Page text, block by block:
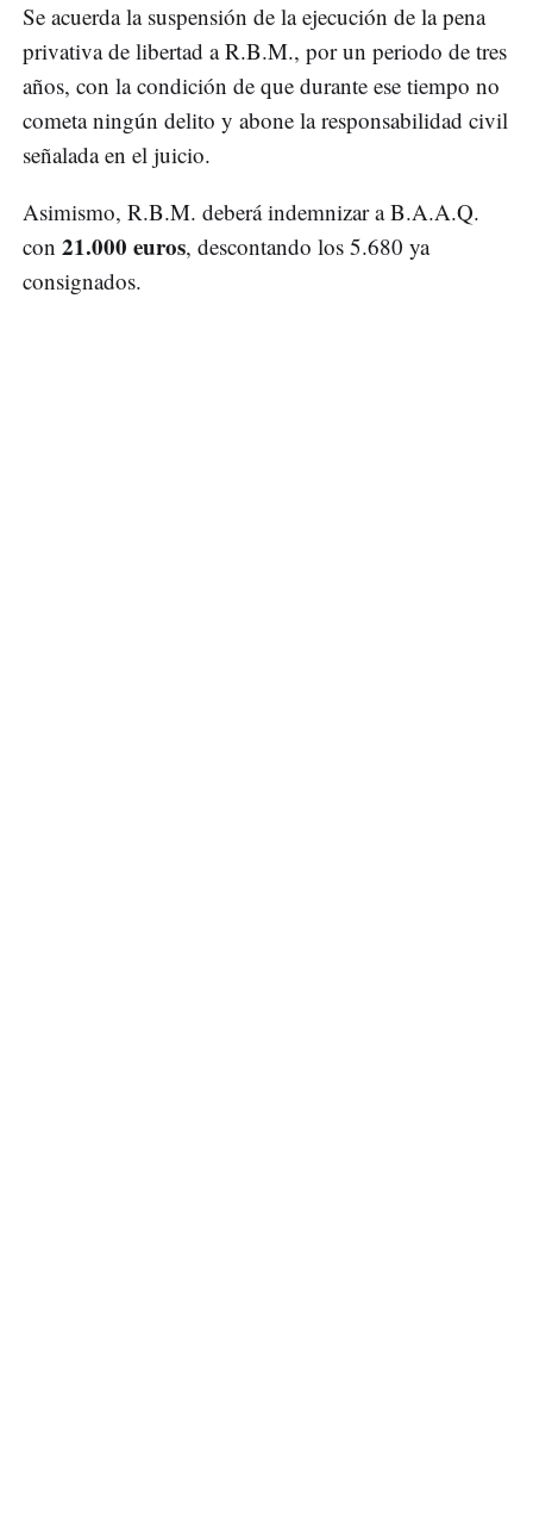
Se acuerda la suspensión de la ejecución de la pena
privativa de libertad a R.B.M., por un periodo de tres
años, con la condición de que durante ese tiempo no
cometa ningún delito y abone la responsabilidad civil
señalada en el juicio.
Asimismo, R.B.M. deberá indemnizar a B.A.A.Q.
con 21.000 euros, descontando los 5.680 ya
consignados.